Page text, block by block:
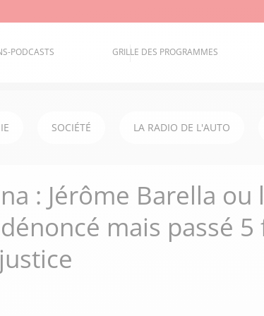
PODCASTS GRILLE DES PROGRAMMES
SOCIÉTÉ LA RADIO DE L'AUTO
: Jérôme Barella
mais passé